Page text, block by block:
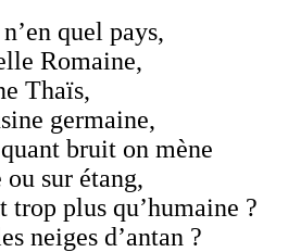
quel pays,
Romaine,
Thaïs,
germaine,
bruit on mène
sur étang,
trop plus qu’humaine ?
neiges d’antan ?